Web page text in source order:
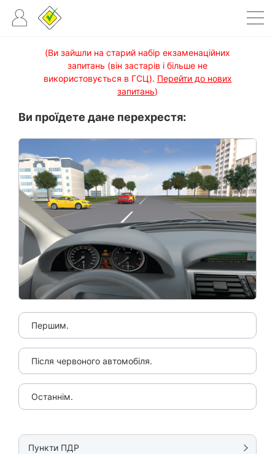
(Ви зайшли на старий набір екзаменаційних
запитань (він застарів і більше не
використовується в ГСЦ). Перейти до нових
запитань)
Ви проїдете дане перехрестя:
Першим.
Після червоного автомобіля.
Останнім.
Пункти ПДР